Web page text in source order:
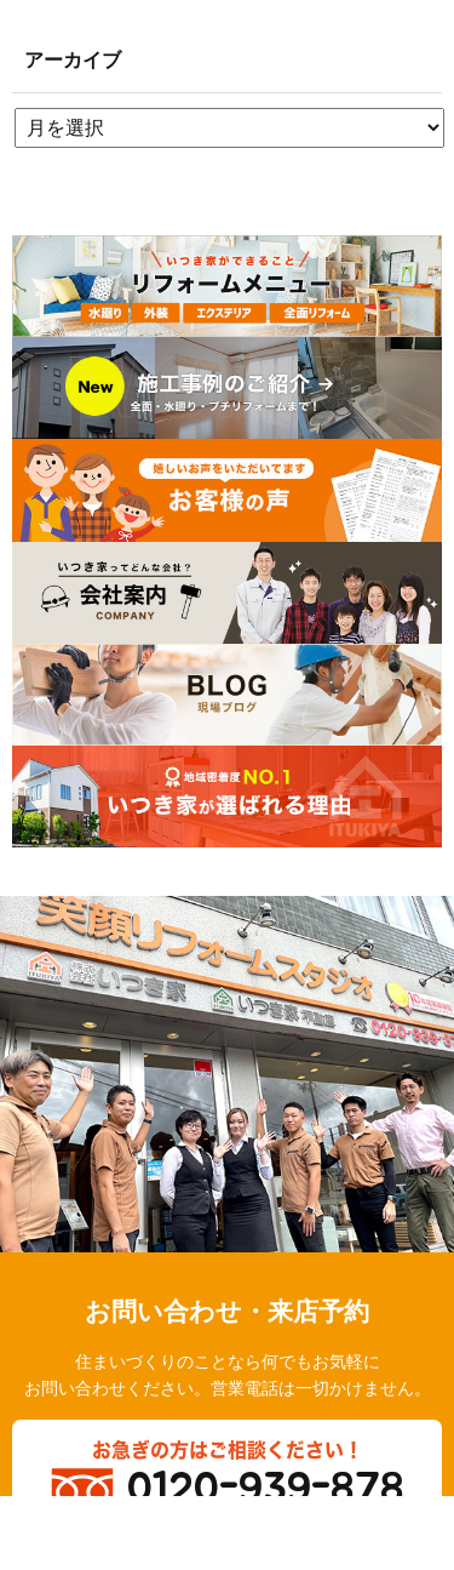
アーカイブ
お問い合わせ・来店予約
住まいづくりのことなら何でもお気軽に
お問い合わせください。営業電話は一切かけません。
お急ぎの方はご相談ください！
0120-939-878